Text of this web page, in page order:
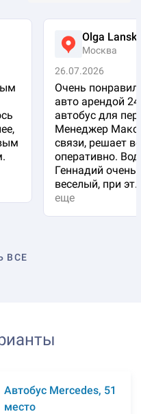
Olga
Москва
26.07.2026
Очень
авто арендой
автобус для
Менеджер
связи, решает
оперативно.
Геннадий очень
веселый, при
еще
ВСЕ
Автобус Mercedes, 51
место